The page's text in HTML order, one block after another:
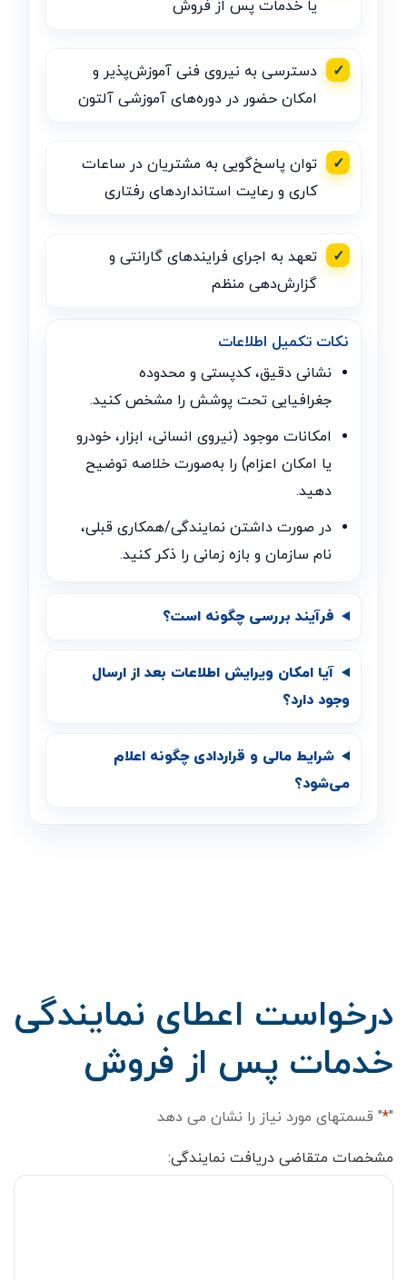
یا خدمات پس از فروش
✓
دسترسی به نیروی فنی آموزش‌پذیر و
امکان حضور در دوره‌های آموزشی آلتون
✓
توان پاسخ‌گویی به مشتریان در ساعات
کاری و رعایت استانداردهای رفتاری
✓
تعهد به اجرای فرایندهای گارانتی و
گزارش‌دهی منظم
نکات تکمیل اطلاعات
نشانی دقیق، کدپستی و محدوده
جغرافیایی تحت پوشش را مشخص کنید.
امکانات موجود (نیروی انسانی، ابزار، خودرو
یا امکان اعزام) را به‌صورت خلاصه توضیح
دهید.
در صورت داشتن نمایندگی/همکاری قبلی،
نام سازمان و بازه زمانی را ذکر کنید.
فرآیند بررسی چگونه است؟
آیا امکان ویرایش اطلاعات بعد از ارسال
وجود دارد؟
شرایط مالی و قراردادی چگونه اعلام
می‌شود؟
درخواست اعطای نمایندگی
خدمات پس از فروش
"
*" قسمتهای مورد نیاز را نشان می دهد
مشخصات متقاضی دریافت نمایندگی: